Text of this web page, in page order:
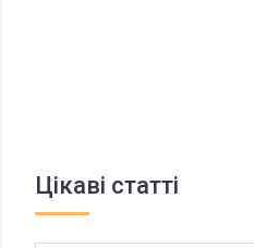
Цікаві статті